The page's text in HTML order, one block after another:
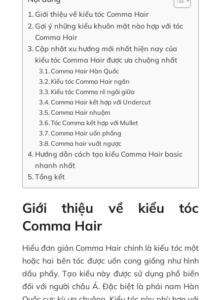
Giới thiệu về kiểu tóc Comma Hair
Gợi ý những kiểu khuôn mặt nào hợp với tóc
Comma Hair
Cập nhât xu hướng mới nhất hiện nay của
kiểu tóc Comma Hair được ưa chuộng nhất
Comma Hair Hàn Quốc
Kiểu tóc Comma Hair ngắn
Kiểu tóc Comma rẽ ngôi giữa
Comma Hair kết hợp với Undercut
Comma Hair nhuộm
Tóc Comma kết hợp với Mullet
Comma Hair uốn phồng
Comma hair vuốt ngược
Hướng dẫn cách tạo kiểu Comma Hair basic
nhanh nhất
Tổng kết
Giới thiệu về kiểu tóc
Comma Hair
Hiểu đơn giản Comma Hair chính là kiểu tóc một
hoặc hai bên tóc được uốn cong giống như hình
dấu phẩy. Tạo kiểu này được sử dụng phổ biến
đối với người châu Á. Đặc biệt là phái nam Hàn